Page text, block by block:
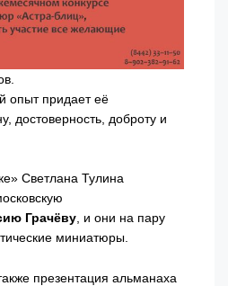
опыт придает её
достоверность, доброту и
Светлана Тулина
Грачёву , и они на пару
миниатюры.
презентация альманаха